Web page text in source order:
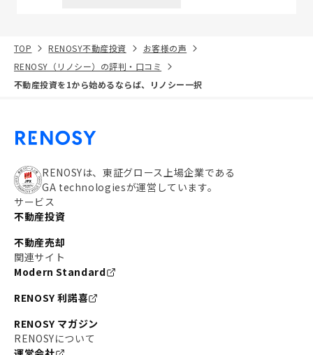
TOP RENOSY不動産投資
お客様の声
RENOSY（リノシー）の評判・口コミ
不動産投資を1から始めるならば、リノシー一択
RENOSYは、東証グロース上場企業である
GA technologiesが運営しています。
サービス
不動産投資
不動産売却
関連サイト
Modern Standard
RENOSY 利諾喜
RENOSY マガジン
RENOSYについて